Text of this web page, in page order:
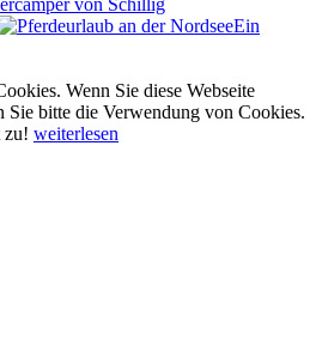
Ein
Wenn Sie diese Webseite
Sie bitte die Verwendung von Cookies.
zu! weiterlesen